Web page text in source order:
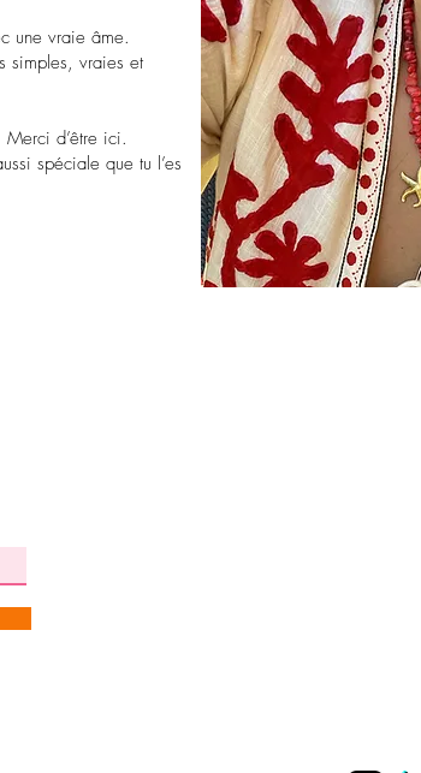
une vraie âme.
simples, vraies et
d’être ici.
spéciale que tu l’es